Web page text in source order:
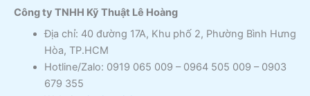
Công ty TNHH Kỹ Thuật Lê Hoàng
Địa chỉ: 40 đường 17A, Khu phố 2, Phường Bình Hưng
Hòa, TP.HCM
Hotline/Zalo: 0919 065 009 – 0964 505 009 – 0903
679 355